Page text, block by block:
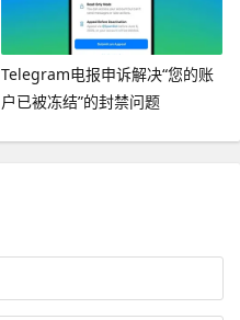
Telegram电报申诉解决“您的账
户已被冻结”的封禁问题